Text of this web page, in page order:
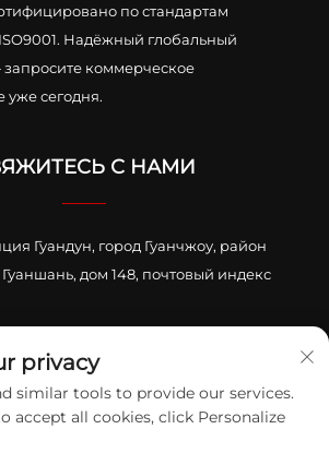
по стандартам
Надёжный глобальный
коммерческое
сегодня.
С НАМИ
Гуандун, город Гуанчжоу, район
дом 148, почтовый индекс
privacy
similar tools to provide our services.
accept all cookies, click Personalize